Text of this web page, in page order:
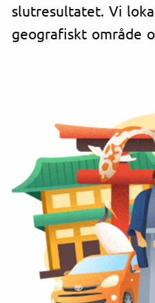
slutresultatet. Vi
geografiskt område